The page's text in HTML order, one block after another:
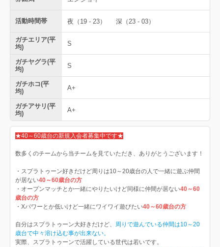
活動時間帯 夜（19 - 23） 深（23 - 03）
ガチエリア(平
均)
S
ガチヤグラ(平
均)
S
ガチホコ(平
均)
A+
ガチアサリ(平
均)
A+
★40～60歳台の新規入会者募集中です★
数多くのチームから当チームを見ていただき、ありがとうございます！
・スプラトゥーン好きだけど周りは10～20歳台の人で一緒に遊ぶ仲間
が居ない40～60歳台の方
・オープンマッチとか一緒にやりたいけど同様に仲間が居ない40～60
歳台の方
・Xパワーとか低いけど一緒にワイワイ遊びたい40～60歳台の方
自分はスプラトゥーン大好きだけど、 周りで遊んでいる仲間は10～20
歳台で中々溶け込む事が出来ない。
実際、スプラトゥーンで活躍している世代は若いです。